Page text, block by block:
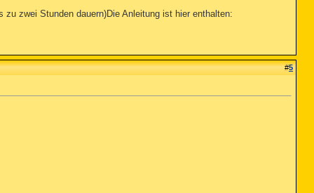
zwei Stunden dauern)Die Anleitung ist hier enthalten:
#5